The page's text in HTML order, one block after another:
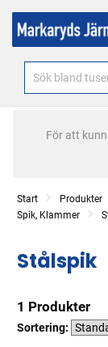
För att
Start Produkter
Spik, Klammer
Stålspik
1 Produkter
Sortering: